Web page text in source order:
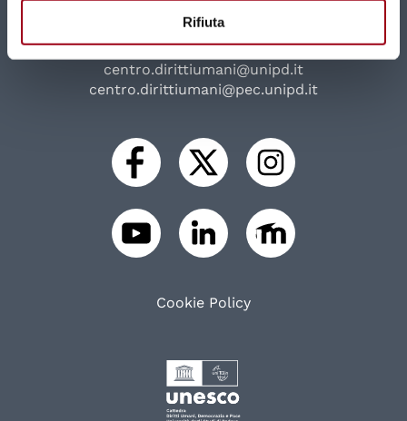
Rifiuta
Via Beato Pellegrino, 28 - 35137 Padova
Tel 049 827 1816 / 1817
centro.dirittiumani@unipd.it
centro.dirittiumani@pec.unipd.it
Cookie Policy